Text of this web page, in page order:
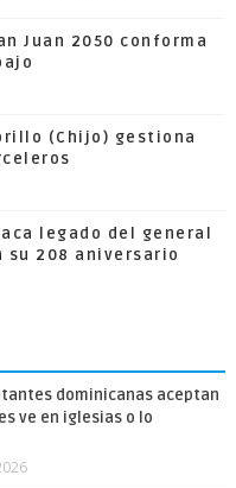
Juan 2050 conforma
(Chijo) gestiona
legado del general
su 208 aniversario
dominicanas aceptan
ve en iglesias o lo